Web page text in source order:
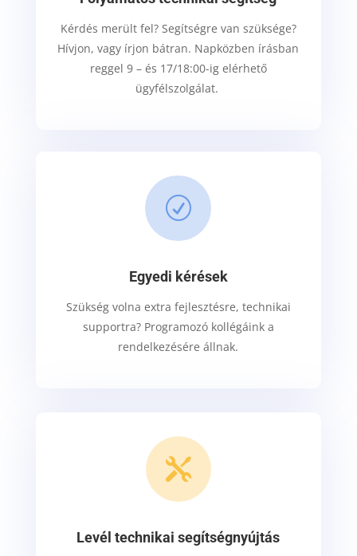
Kérdés merült fel? Segítségre van szüksége?
Hívjon, vagy írjon bátran. Napközben írásban
reggel 9 – és 17/18:00-ig elérhető
ügyfélszolgálat.
R
Egyedi kérések
Szükség volna extra fejlesztésre, technikai
supportra? Programozó kollégáink a
rendelkezésére állnak.

Levél technikai segítségnyújtás